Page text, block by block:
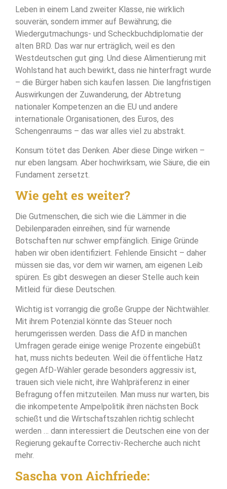
Leben in einem Land zweiter Klasse, nie wirklich
souverän, sondern immer auf Bewährung; die
Wiedergutmachungs- und Scheckbuchdiplomatie der
alten BRD. Das war nur erträglich, weil es den
Westdeutschen gut ging. Und diese Alimentierung mit
Wohlstand hat auch bewirkt, dass nie hinterfragt wurde
– die Bürger haben sich kaufen lassen. Die langfristigen
Auswirkungen der Zuwanderung, der Abtretung
nationaler Kompetenzen an die EU und andere
internationale Organisationen, des Euros, des
Schengenraums – das war alles viel zu abstrakt.
Konsum tötet das Denken. Aber diese Dinge wirken –
nur eben langsam. Aber hochwirksam, wie Säure, die ein
Fundament zersetzt.
Wie geht es weiter?
Die Gutmenschen, die sich wie die Lämmer in die
Debilenparaden einreihen, sind für warnende
Botschaften nur schwer empfänglich. Einige Gründe
haben wir oben identifiziert. Fehlende Einsicht – daher
müssen sie das, vor dem wir warnen, am eigenen Leib
spüren. Es gibt deswegen an dieser Stelle auch kein
Mitleid für diese Deutschen.
Wichtig ist vorrangig die große Gruppe der Nichtwähler.
Mit ihrem Potenzial könnte das Steuer noch
herumgerissen werden. Dass die AfD in manchen
Umfragen gerade einige wenige Prozente eingebüßt
hat, muss nichts bedeuten. Weil die öffentliche Hatz
gegen AfD-Wähler gerade besonders aggressiv ist,
trauen sich viele nicht, ihre Wahlpräferenz in einer
Befragung offen mitzuteilen. Man muss nur warten, bis
die inkompetente Ampelpolitik ihren nächsten Bock
schießt und die Wirtschaftszahlen richtig schlecht
werden … dann interessiert die Deutschen eine von der
Regierung gekaufte Correctiv-Recherche auch nicht
mehr.
Sascha von Aichfriede: